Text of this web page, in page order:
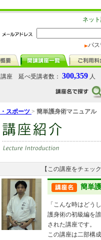
ネッ
パ
講座 延べ受講者数： 300,359 人
スポーツ > 簡単護身術マニュアル
【この講座をチェッ
簡単
「こんな時はどうし
護身術の初級編を
された講座です。
この講座は二部構